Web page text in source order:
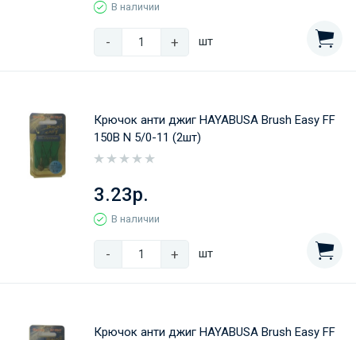
В наличии
- + шт
Крючок анти джиг HAYABUSA Brush Easy FF
150B N 5/0-11 (2шт)
3.23р.
В наличии
- + шт
Крючок анти джиг HAYABUSA Brush Easy FF